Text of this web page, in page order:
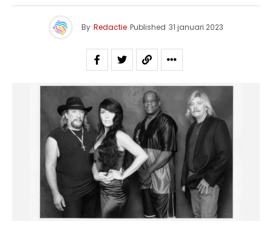
By Redactie Published 31 januari 2023